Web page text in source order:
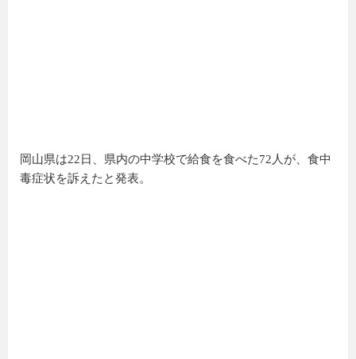
岡山県は22日、県内の中学校で給食を食べた72人が、食中
毒症状を訴えたと発表。